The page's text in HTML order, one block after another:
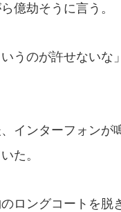
億劫そうに言う。
うのが許せないな」
インターフォンが
た。
ロングコートを脱